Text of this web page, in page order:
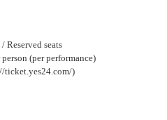
Reserved seats
(per performance)
ticket.yes24.com/)